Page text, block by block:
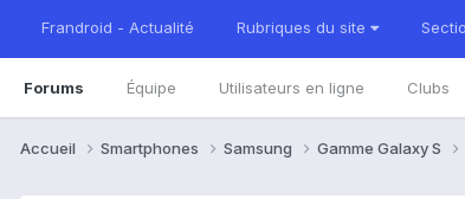
Frandroid - Actualité Rubriques du site
Forums Équipe Utilisateurs en ligne Clubs
Accueil Smartphones Samsung Gamme Galaxy S